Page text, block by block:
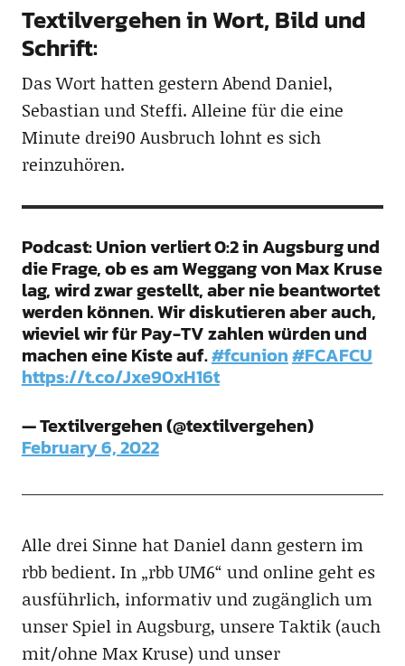
Textilvergehen in Wort, Bild und
Schrift:
Das Wort hatten gestern Abend Daniel,
Sebastian und Steffi. Alleine für die eine
Minute drei90 Ausbruch lohnt es sich
reinzuhören.
Podcast: Union verliert 0:2 in Augsburg und
die Frage, ob es am Weggang von Max Kruse
lag, wird zwar gestellt, aber nie beantwortet
werden können. Wir diskutieren aber auch,
wieviel wir für Pay-TV zahlen würden und
machen eine Kiste auf.#fcunion#FCAFCU
https://t.co/Jxe90xH16t
— Textilvergehen (@textilvergehen)
February 6, 2022
Alle drei Sinne hat Daniel dann gestern im
rbb bedient. In „rbb UM6“ und online geht es
ausführlich, informativ und zugänglich um
unser Spiel in Augsburg, unsere Taktik (auch
mit/ohne Max Kruse) und unser